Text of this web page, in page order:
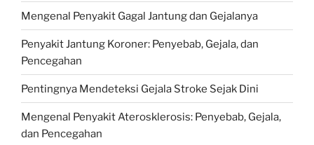
Mengenal Penyakit Gagal Jantung dan Gejalanya
Penyakit Jantung Koroner: Penyebab, Gejala, dan
Pencegahan
Pentingnya Mendeteksi Gejala Stroke Sejak Dini
Mengenal Penyakit Aterosklerosis: Penyebab, Gejala,
dan Pencegahan